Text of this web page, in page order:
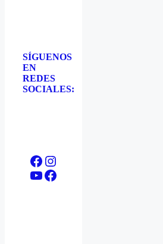
SÍGUENOS
EN
REDES
SOCIALES:
Facebook
Instagram
YouTube
Facebook